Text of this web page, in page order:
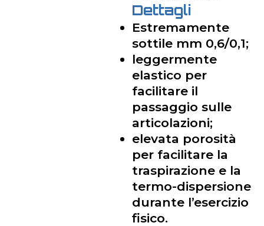
Dettagli
Estremamente
sottile mm 0,6/0,1;
leggermente
elastico per
facilitare il
passaggio sulle
articolazioni;
elevata porosità
per facilitare la
traspirazione e la
termo-dispersione
durante l’esercizio
fisico.